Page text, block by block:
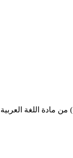
) من مادة اللغة العربية